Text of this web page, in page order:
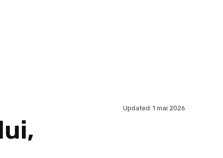
Updated: 1 mai 2026